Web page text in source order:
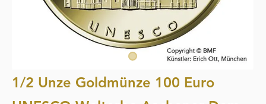
1/2 Unze Goldmünze 100 Euro